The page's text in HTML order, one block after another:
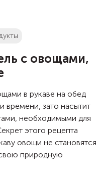
с овощами,
в рукаве на обед
времени, зато насытит
необходимыми для
этого рецепта
овощи не становятся
природную